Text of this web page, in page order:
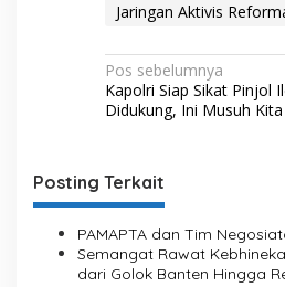
8
B
e
r
t
n
g
j
Jaringan Aktivis
N
a
i
g
a
s
Pos sebelumnya
Kapolri Siap Sikat Pinjol
Didukung, Ini Musuh
Posting Terkait
PAMAPTA dan Tim
Semangat Rawat
dari Golok Banten Hingga